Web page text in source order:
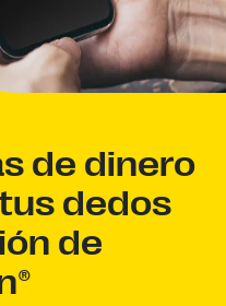
de dinero
dedos
de